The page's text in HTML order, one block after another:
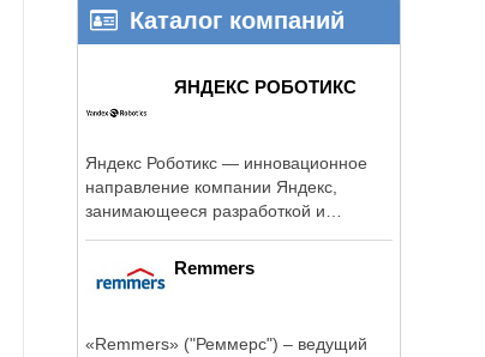
Каталог компаний
ЯНДЕКС РОБОТИКС
Яндекс Роботикс — инновационное
направление компании Яндекс,
занимающееся разработкой и
Remmers
«Remmers» ("Реммерс") – ведущий